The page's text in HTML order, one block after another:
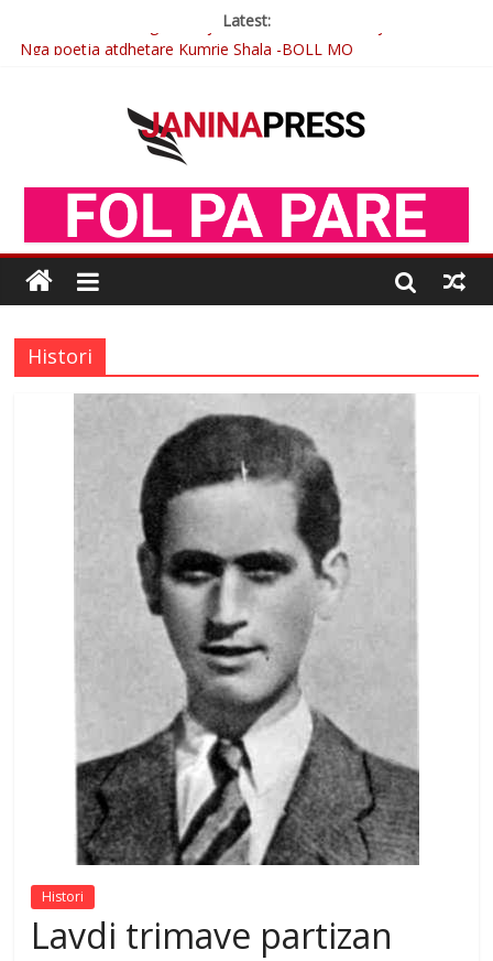
Latest:
Nga poetja atdhetare Kumrie Shala -BOLL MO
Çlirimtari Mentor Mushkolaj nderohet me mirenjohje nga
Xhevdet Qeriqi Dega e invalidëve në Fushë Kosovë
Postim me vlera nga artistja e mirëfilltë Mimoza Gjoni
Histori
Histori
Lavdi trimave partizan